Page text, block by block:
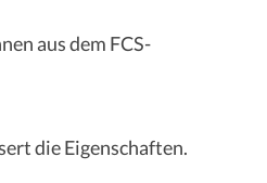
aus dem FCS-
die Eigenschaften.